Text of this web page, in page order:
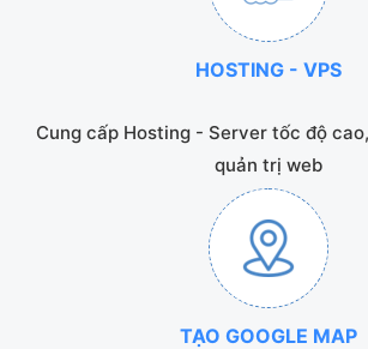
HOSTING - VPS
Cung cấp Hosting - Server tốc độ
quản trị web
TẠO GOOGLE MAP